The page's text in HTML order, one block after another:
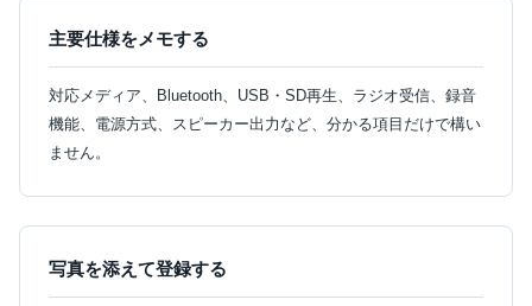
主要仕様をメモする
対応メディア、Bluetooth、USB・SD再生、ラジオ受信、録音
機能、電源方式、スピーカー出力など、分かる項目だけで構い
ません。
写真を添えて登録する